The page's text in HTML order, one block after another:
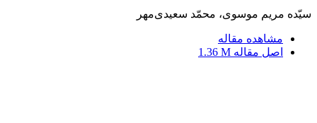
سیّده مریم موسوی، محمّد سعیدی‌مهر
مشاهده مقاله
اصل مقاله 1.36 M